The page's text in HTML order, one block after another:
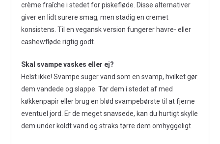
crème fraîche i stedet for piskefløde. Disse alternativer
giver en lidt surere smag, men stadig en cremet
konsistens. Til en vegansk version fungerer havre- eller
cashewfløde rigtig godt.
Skal svampe vaskes eller ej?
Helst ikke! Svampe suger vand som en svamp, hvilket gør
dem vandede og slappe. Tør dem i stedet af med
køkkenpapir eller brug en blød svampebørste til at fjerne
eventuel jord. Er de meget snavsede, kan du hurtigt skylle
dem under koldt vand og straks tørre dem omhyggeligt.